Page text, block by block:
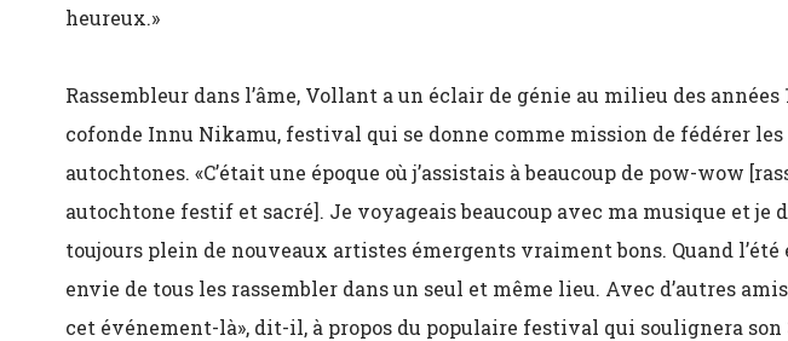
heureux.»
Rassembleur dans l’âme, Vollant a un éclair de génie au milieu des années
cofonde Innu Nikamu, festival qui se donne comme mission de fédérer
autochtones. «C’était une époque où j’assistais à beaucoup de pow-wow
autochtone festif et sacré]. Je voyageais beaucoup avec ma musique et je
toujours plein de nouveaux artistes émergents vraiment bons. Quand l’été
envie de tous les rassembler dans un seul et même lieu. Avec d’autres
cet événement-là», dit-il, à propos du populaire festival qui soulignera son